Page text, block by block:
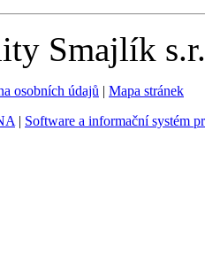
Smajlík
osobních údajů | Mapa stránek
| Software a informační systém